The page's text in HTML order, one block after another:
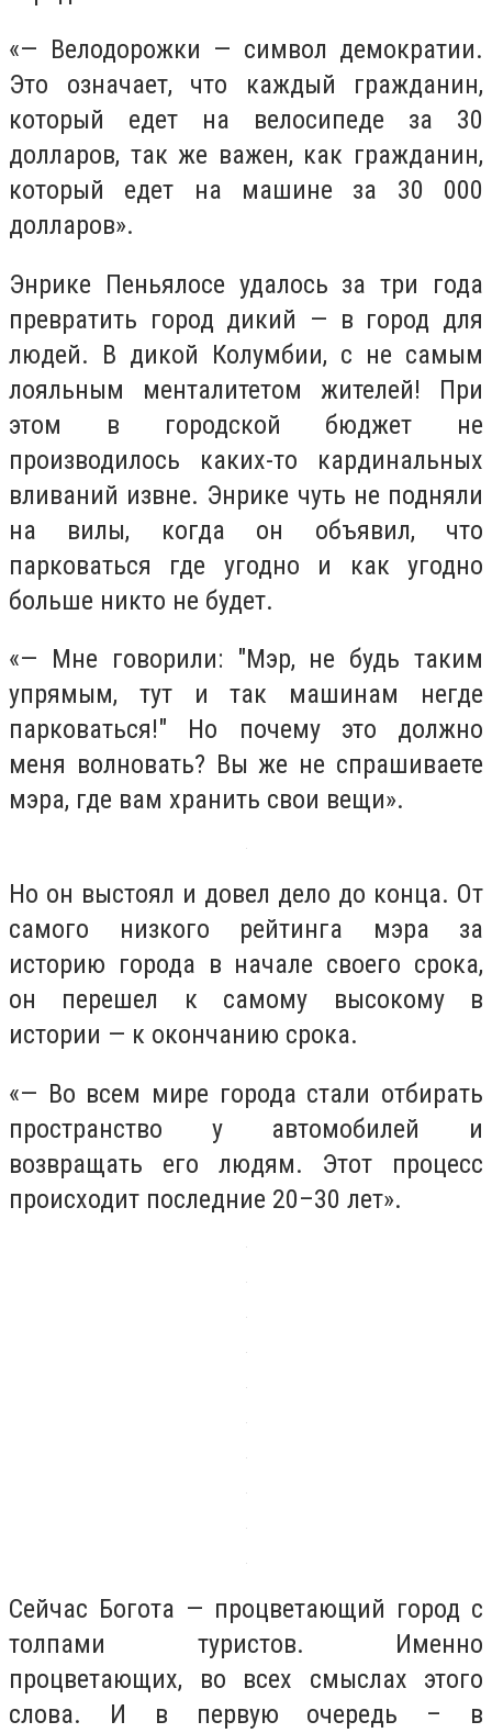
«— Велодорожки — символ демократии.
Это означает, что каждый гражданин,
который едет на велосипеде за 30
долларов, так же важен, как гражданин,
который едет на машине за 30 000
долларов».
Энрике Пеньялосе удалось за три года
превратить город дикий — в город для
людей. В дикой Колумбии, с не самым
лояльным менталитетом жителей! При
этом в городской бюджет не
производилось каких-то кардинальных
вливаний извне. Энрике чуть не подняли
на вилы, когда он объявил, что
парковаться где угодно и как угодно
больше никто не будет.
«— Мне говорили: "Мэр, не будь таким
упрямым, тут и так машинам негде
парковаться!" Но почему это должно
меня волновать? Вы же не спрашиваете
мэра, где вам хранить свои вещи».
Но он выстоял и довел дело до конца. От
самого низкого рейтинга мэра за
историю города в начале своего срока,
он перешел к самому высокому в
истории — к окончанию срока.
«— Во всем мире города стали отбирать
пространство у автомобилей и
возвращать его людям. Этот процесс
происходит последние 20–30 лет».
Сейчас Богота — процветающий город с
толпами туристов. Именно
процветающих, во всех смыслах этого
слова. И в первую очередь – в